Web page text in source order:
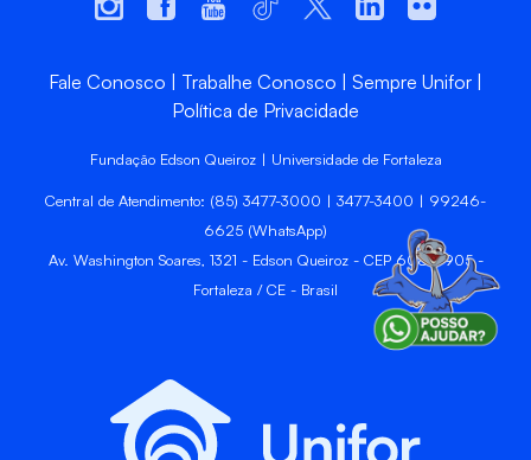
Fale Conosco Trabalhe Conosco
Sempre Unifor
Política de Privacidade
Fundação Edson Queiroz | Universidade de Fortaleza
Central de Atendimento: (85) 3477-3000 | 3477-3400 | 99246-
6625 (WhatsApp)
Av. Washington Soares, 1321 - Edson Queiroz - CEP 60811-905 -
Fortaleza / CE - Brasil